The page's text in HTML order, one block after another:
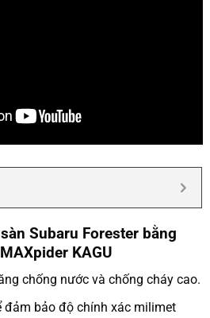
Subaru Forester bằng
KAGU
chống nước và chống cháy cao.
đảm bảo độ chính xác milimet